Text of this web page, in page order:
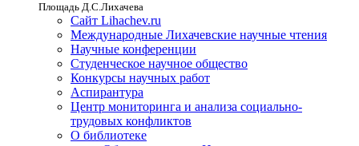
Площадь Д.С.Лихачева
Сайт Lihachev.ru
Международные Лихачевские научные чтения
Научные конференции
Студенческое научное общество
Конкурсы научных работ
Аспирантура
Центр мониторинга и анализа социально-
трудовых конфликтов
О библиотеке